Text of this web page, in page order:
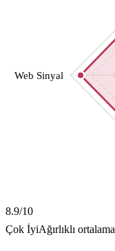
Web Sinyal
8.9/10
Çok İyiAğırlıklı ortalama